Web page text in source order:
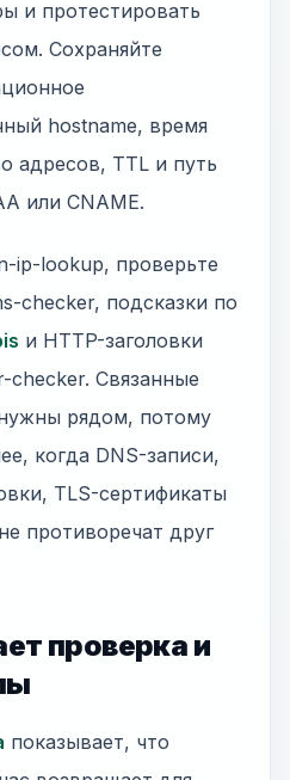
и протестировать
Сохраняйте
hostname, время
адресов, TTL и путь
или CNAME.
ip-lookup, проверьте
checker, подсказки по
и HTTP-заголовки
checker. Связанные
рядом, потому
когда DNS-записи,
TLS-сертификаты
противоречат друг
проверка и
показывает, что